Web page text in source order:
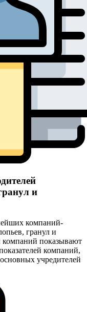
и
компаний-
гранул и
показывают
компаний,
учредителей